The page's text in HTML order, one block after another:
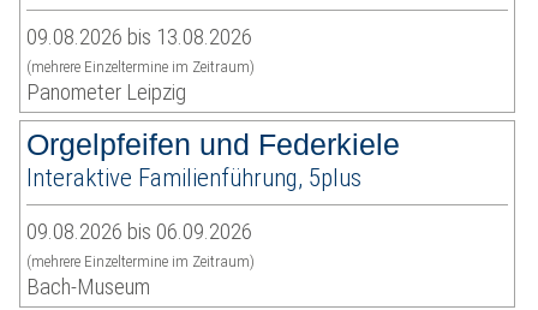
09.08.2026 bis 13.08.2026
(mehrere Einzeltermine im Zeitraum)
Panometer Leipzig
Orgelpfeifen und Federkiele
Interaktive Familienführung, 5plus
09.08.2026 bis 06.09.2026
(mehrere Einzeltermine im Zeitraum)
Bach-Museum